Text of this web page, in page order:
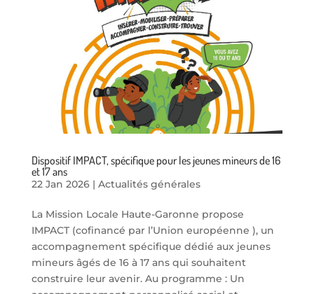
Dispositif IMPACT, spécifique pour les jeunes mineurs de 16
et 17 ans
22 Jan 2026| Actualités générales
La Mission Locale Haute-Garonne propose
IMPACT (cofinancé par l’Union européenne ), un
accompagnement spécifique dédié aux jeunes
mineurs âgés de 16 à 17 ans qui souhaitent
construire leur avenir. Au programme : Un